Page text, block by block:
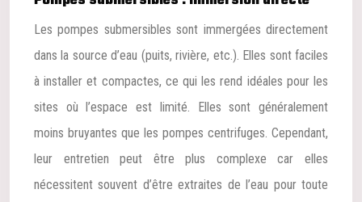
Les pompes submersibles sont immergées directement
dans la source d’eau (puits, rivière, etc.). Elles sont faciles
à installer et compactes, ce qui les rend idéales pour les
sites où l’espace est limité. Elles sont généralement
moins bruyantes que les pompes centrifuges. Cependant,
leur entretien peut être plus complexe car elles
nécessitent souvent d’être extraites de l’eau pour toute